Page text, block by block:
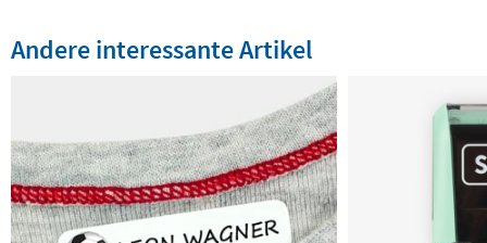
Andere interessante Artikel